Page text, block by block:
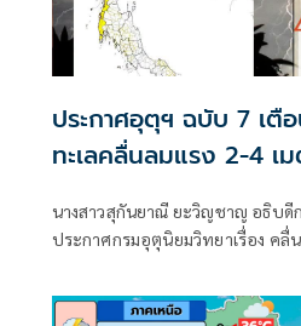
ประกาศอุตุฯ ฉบับ 7 เตื
ทะเลคลื่นลมแรง 2-4 เ
นางสาวสุกันยาณี ยะวิญชาญ อธิบ
ประกาศกรมอุตุนิยมวิทยาเรื่อง คลื่
มากบริเวณประเทศไทย